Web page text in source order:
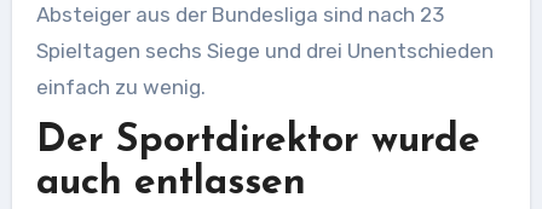
Absteiger aus der Bundesliga sind nach 23
Spieltagen sechs Siege und drei Unentschieden
einfach zu wenig.
Der Sportdirektor wurde
auch entlassen